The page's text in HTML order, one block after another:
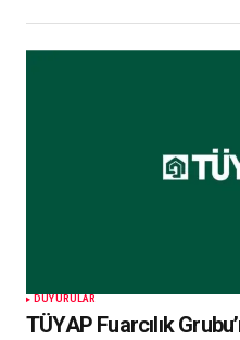
DUYURULAR
TÜYAP Fuarcılık